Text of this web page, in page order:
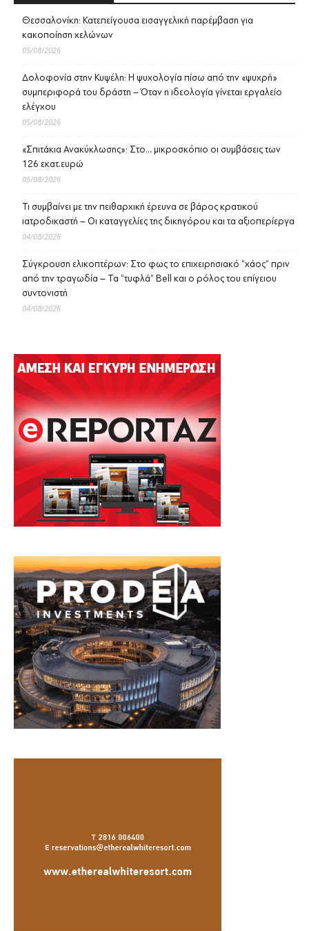
Θεσσαλονίκη: Κατεπείγουσα εισαγγελική παρέμβαση για
κακοποίηση χελώνων
05/08/2026
Δολοφονία στην Κυψέλη: Η ψυχολογία πίσω από την «ψυχρή»
συμπεριφορά του δράστη – Όταν η ιδεολογία γίνεται εργαλείο
ελέγχου
05/08/2026
«Σπιτάκια Ανακύκλωσης»: Στο… μικροσκόπιο οι συμβάσεις των
126 εκατ.ευρώ
05/08/2026
Τι συμβαίνει με την πειθαρχική έρευνα σε βάρος κρατικού
ιατροδικαστή – Οι καταγγελίες της δικηγόρου και τα αξιοπερίεργα
04/08/2026
Σύγκρουση ελικοπτέρων: Στο φως το επιχειρησιακό “χάος” πριν
από την τραγωδία – Τα “τυφλά” Bell και ο ρόλος του επίγειου
συντονιστή
04/08/2026